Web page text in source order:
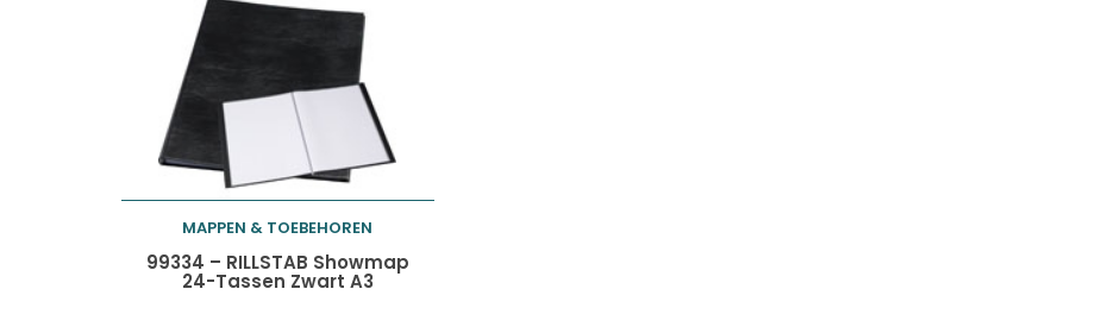
Toevoegen aan
MAPPEN & TOEBEHOREN
99334 – RILLSTAB Showmap
24-Tassen Zwart A3